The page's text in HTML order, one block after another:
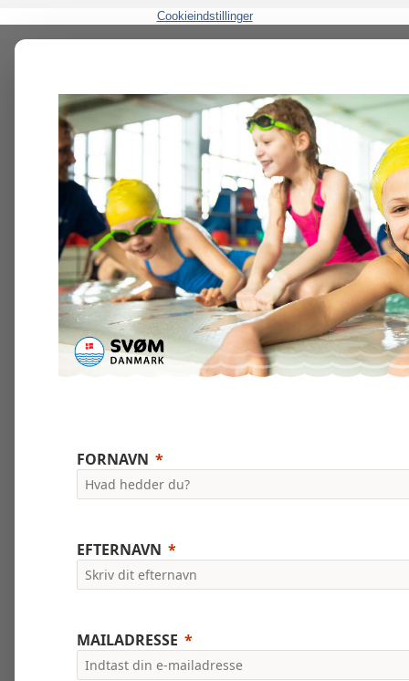
Cookieindstillinger
FORNAVN
EFTERNAVN
MAILADRESSE